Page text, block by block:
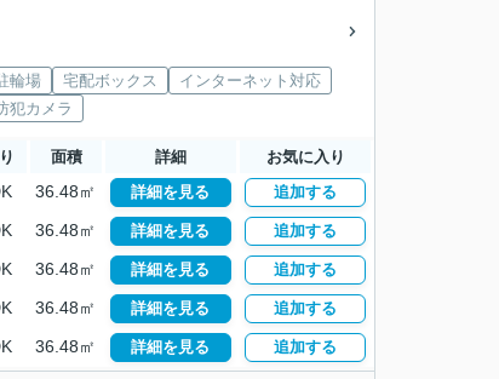
輪場 宅配ボックス
インターネット対応
犯カメラ
面積 詳細 お気に入り
36.48㎡ 詳細を見る 追加する
36.48㎡ 詳細を見る 追加する
36.48㎡ 詳細を見る 追加する
36.48㎡ 詳細を見る 追加する
36.48㎡ 詳細を見る 追加する